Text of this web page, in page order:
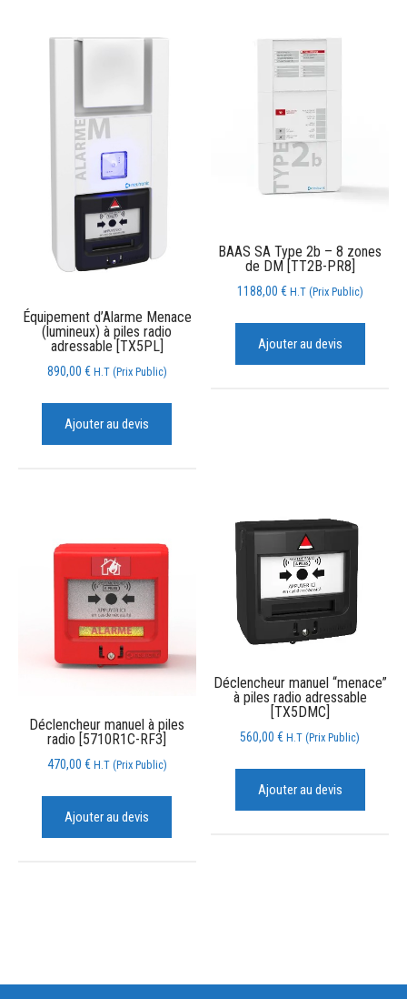
Équipement d’Alarme Menace
(lumineux) à piles radio
adressable [TX5PL]
890,00 € H.T (Prix Public)
Ajouter au devis
BAAS SA Type 2b – 8 zones
de DM [TT2B-PR8]
1188,00 € H.T (Prix Public)
Ajouter au devis
Déclencheur manuel à piles
radio [5710R1C-RF3]
470,00 € H.T (Prix Public)
Ajouter au devis
Déclencheur manuel “menace”
à piles radio adressable
[TX5DMC]
560,00€ H.T (Prix Public)
Ajouter au devis